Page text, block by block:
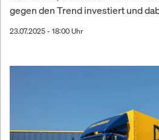
gegen den Trend investiert und
23.07.2025 - 18:00 Uhr